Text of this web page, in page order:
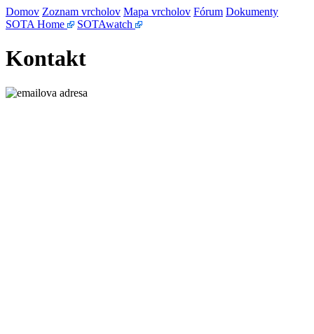
Domov Zoznam vrcholov Mapa vrcholov Fórum Dokumenty
SOTA Home
SOTAwatch
Kontakt